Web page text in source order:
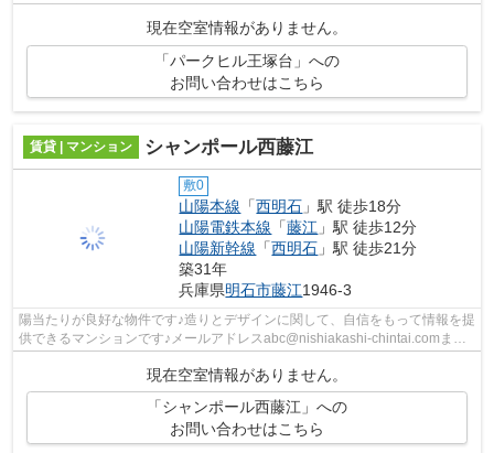
現在空室情報がありません。
「パークヒル王塚台」への
お問い合わせはこちら
賃貸 | マンション シャンポール西藤江
敷0
山陽本線 「西明石 」駅 徒歩18分
山陽電鉄本線 「藤江 」駅 徒歩12分
山陽新幹線 「西明石 」駅 徒歩21分
築31年
兵庫県明石市藤江1946-3
陽当たりが良好な物件です♪造りとデザインに関して、自信をもって情報を提
供できるマンションです♪メールアドレスabc@nishiakashi-chintai.comま
で、お気軽にご連絡ください♪明石市に...
現在空室情報がありません。
「シャンポール西藤江」への
お問い合わせはこちら